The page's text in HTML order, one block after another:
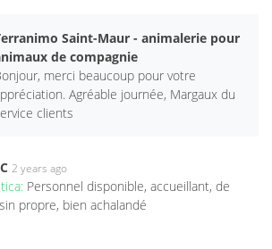
Saint-Maur - animalerie pour
de compagnie
merci beaucoup pour votre
Agréable journée, Margaux du
clients
2 years ago
Personnel disponible, accueillant, de
propre, bien achalandé